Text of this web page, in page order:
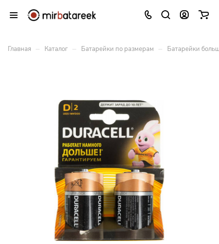
Главная – Каталог – Батарейки по размерам – Батарейки